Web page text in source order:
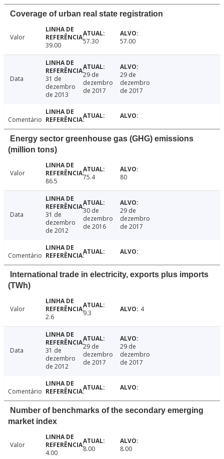
Coverage of urban real state registration
Valor
39.00
57.30 57.00
Data
31 de
dezembro
de 2013
29 de
dezembro
de 2017
29 de
dezembro
de 2017
Comentário
Energy sector greenhouse gas (GHG) emissions
(million tons)
Valor
86.5
75.4 80
Data
31 de
dezembro
de 2012
30 de
dezembro
de 2016
29 de
dezembro
de 2017
Comentário
International trade in electricity, exports plus imports
(TWh)
Valor
2.6
9.3 4
Data
31 de
dezembro
de 2012
29 de
dezembro
de 2017
29 de
dezembro
de 2017
Comentário
Number of benchmarks of the secondary emerging
market index
Valor
4.00
8.00 8.00